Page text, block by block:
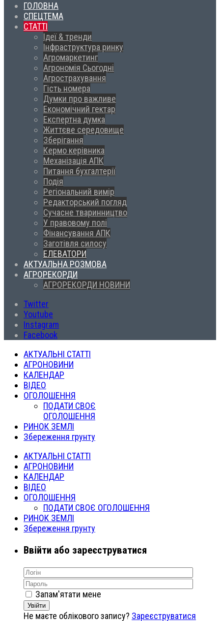
ГОЛОВНА
СПЕЦТЕМА
СТАТТІ
Ідеї & тренди
Інфраструктура ринку
Агромаркетинг
Агрономія Сьогодні
Агрострахування
Гість номера
Думки про важливе
Економічний гектар
Експертна думка
Життєве середовище
Зберігання
Кермо керівника
Механізація АПК
Питання бухгалтерії
Подія
Регіональний вимір
Редакторський погляд
Сучасне тваринництво
У правовому полі
Фінансування АПК
Заготівля силосу
ЕЛЕВАТОРИ
АКТУАЛЬНА РОЗМОВА
АГРОРЕКОРДИ
АГРОРЕКОРДИ НОВИНИ
Twitter
Youtube
Instagram
Facebook
АКТУАЛЬНІ СТАТТІ
АГРОНОВИНИ
КАЛЕНДАР
ВІДЕО
ОГОЛОШЕННЯ
ПОДАТИ СВОЄ
ОГОЛОШЕННЯ
РИНОК ЗЕМЛІ
Збереження грунту
АКТУАЛЬНІ СТАТТІ
АГРОНОВИНИ
КАЛЕНДАР
ВІДЕО
ОГОЛОШЕННЯ
ПОДАТИ СВОЄ ОГОЛОШЕННЯ
РИНОК ЗЕМЛІ
Збереження грунту
Ввійти або зареєструватися
Запам'ятати мене
Увійти
Не маєте облікового запису? Зареєструватися